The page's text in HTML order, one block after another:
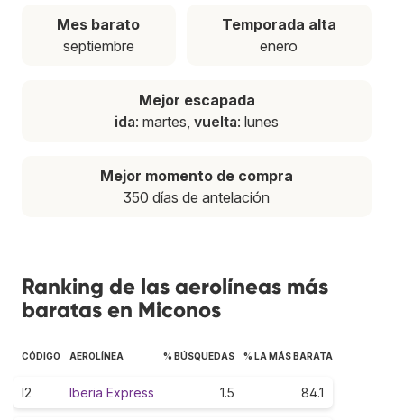
Mes barato
septiembre
Temporada alta
enero
Mejor escapada
ida: martes, vuelta: lunes
Mejor momento de compra
350 días de antelación
Ranking de las aerolíneas más
baratas en Miconos
CÓDIGO AEROLÍNEA % BÚSQUEDAS % LA MÁS BARATA
I2 Iberia Express 1.5 84.1